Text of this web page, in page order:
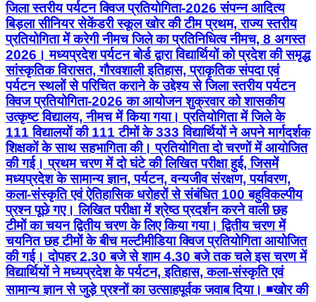
जिला स्तरीय पर्यटन क्विज प्रतियोगिता-2026 संपन्न आदित्य
बिड़ला सीनियर सेकेंडरी स्कूल खोर की टीम प्रथम, राज्य स्तरीय
प्रतियोगिता में करेगी नीमच जिले का प्रतिनिधित्व नीमच, 8 अगस्त
2026। मध्यप्रदेश पर्यटन बोर्ड द्वारा विद्यार्थियों को प्रदेश की समृद्ध
सांस्कृतिक विरासत, गौरवशाली इतिहास, प्राकृतिक संपदा एवं
पर्यटन स्थलों से परिचित कराने के उद्देश्य से जिला स्तरीय पर्यटन
क्विज प्रतियोगिता-2026 का आयोजन शुक्रवार को शासकीय
उत्कृष्ट विद्यालय, नीमच में किया गया। प्रतियोगिता में जिले के
111 विद्यालयों की 111 टीमों के 333 विद्यार्थियों ने अपने मार्गदर्शक
शिक्षकों के साथ सहभागिता की। प्रतियोगिता दो चरणों में आयोजित
की गई। प्रथम चरण में दो घंटे की लिखित परीक्षा हुई, जिसमें
मध्यप्रदेश के सामान्य ज्ञान, पर्यटन, वन्यजीव संरक्षण, पर्यावरण,
कला-संस्कृति एवं ऐतिहासिक धरोहरों से संबंधित 100 बहुविकल्पीय
प्रश्न पूछे गए। लिखित परीक्षा में श्रेष्ठ प्रदर्शन करने वाली छह
टीमों का चयन द्वितीय चरण के लिए किया गया। द्वितीय चरण में
चयनित छह टीमों के बीच मल्टीमीडिया क्विज प्रतियोगिता आयोजित
की गई। दोपहर 2.30 बजे से शाम 4.30 बजे तक चले इस चरण में
विद्यार्थियों ने मध्यप्रदेश के पर्यटन, इतिहास, कला-संस्कृति एवं
सामान्य ज्ञान से जुड़े प्रश्नों का उत्साहपूर्वक जवाब दिया। ◾खोर की